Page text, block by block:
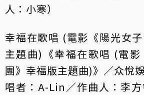
人：小寒）
幸福在歌唱 (電影《陽光女
主題曲)《幸福在歌唱 (電影
團》幸福版主題曲)》／众悅
唱者：A-Lin／作曲人：李